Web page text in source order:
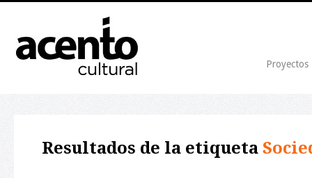
Proyectos
Resultados de la etiqueta